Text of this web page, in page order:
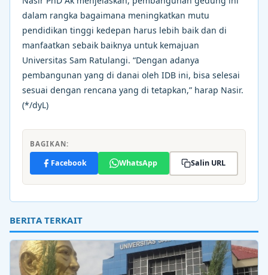
dalam rangka bagaimana meningkatkan mutu
pendidikan tinggi kedepan harus lebih baik dan di
manfaatkan sebaik baiknya untuk kemajuan
Universitas Sam Ratulangi. “Dengan adanya
pembangunan yang di danai oleh IDB ini, bisa selesai
sesuai dengan rencana yang di tetapkan,” harap Nasir.
(*/dyL)
BAGIKAN:
Facebook WhatsApp Salin URL
BERITA TERKAIT